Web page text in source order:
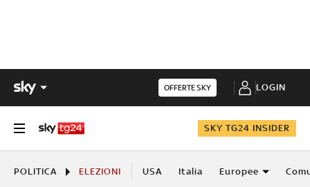
OFFERTE SKY LOGIN
SKY TG24 INSIDER
POLITICA ELEZIONI USA Italia Europee